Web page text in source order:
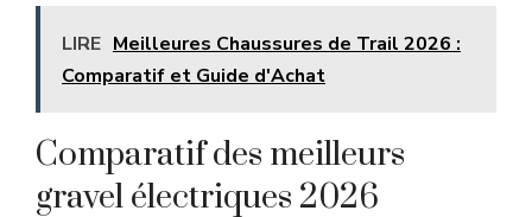
LIRE Meilleures Chaussures de Trail 2026 :
Comparatif et Guide d'Achat
Comparatif des meilleurs
gravel électriques 2026